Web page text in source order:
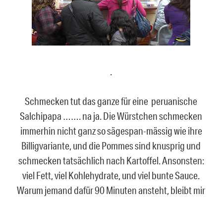
.
Schmecken tut das ganze für eine peruanische
Salchipapa ……. na ja. Die Würstchen schmecken
immerhin nicht ganz so sägespan-mässig wie ihre
Billigvariante, und die Pommes sind knusprig und
schmecken tatsächlich nach Kartoffel. Ansonsten:
viel Fett, viel Kohlehydrate, und viel bunte Sauce.
Warum jemand dafür 90 Minuten ansteht, bleibt mir